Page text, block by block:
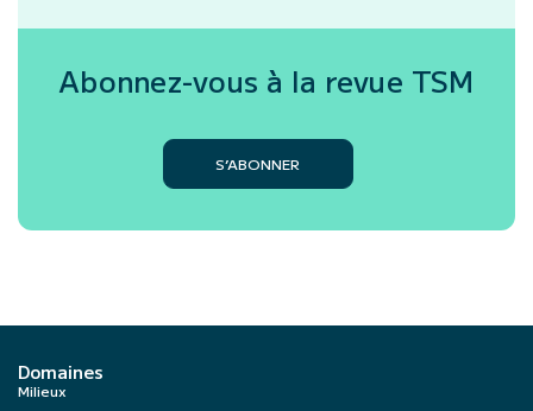
Abonnez-vous à la revue TSM
S’ABONNER
Domaines
Milieux